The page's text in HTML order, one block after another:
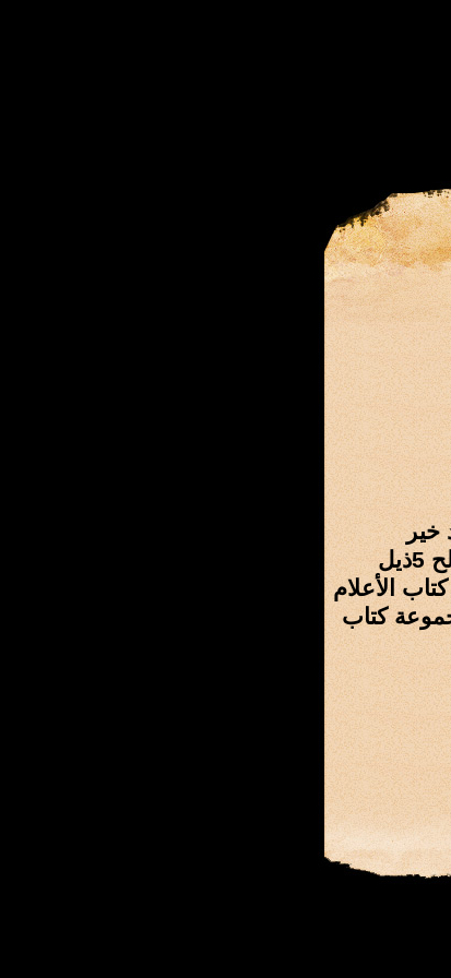
- محمد خير
3المستدرك على تتمة الأعلام - محمد خير 4إتمام الأعلام - أباظة والمالح 5ذيل
الأعلام - الرشيد 7نظرات في كتاب الأعلام
كتاب